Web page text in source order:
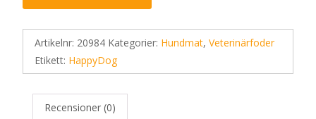
Artikelnr: 20984 Kategorier: Hundmat, Veterinärfoder
Etikett: HappyDog
Recensioner (0)